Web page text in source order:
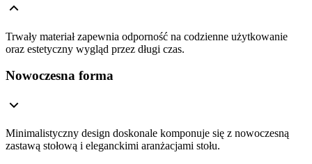
Trwały materiał zapewnia odporność na codzienne użytkowanie
oraz estetyczny wygląd przez długi czas.
Nowoczesna forma
Minimalistyczny design doskonale komponuje się z nowoczesną
zastawą stołową i eleganckimi aranżacjami stołu.